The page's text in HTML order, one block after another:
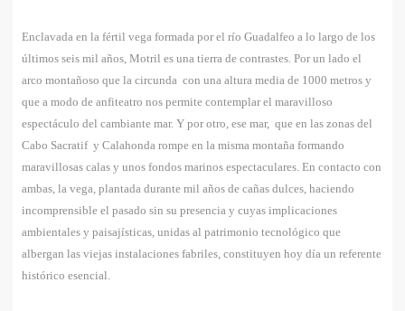
r
a
u
s
e
d
a
Enclavada en la fértil vega formada por el río Guadalfeo a lo largo de los
últimos seis mil años, Motril es una tierra de contrastes. Por un lado el
arco montañoso que la circunda con una altura media de 1000 metros y
que a modo de anfiteatro nos permite contemplar el maravilloso
espectáculo del cambiante mar. Y por otro, ese mar, que en las zonas del
Cabo Sacratif y Calahonda rompe en la misma montaña formando
maravillosas calas y unos fondos marinos espectaculares. En contacto con
ambas, la vega, plantada durante mil años de cañas dulces, haciendo
incomprensible el pasado sin su presencia y cuyas implicaciones
ambientales y paisajísticas, unidas al patrimonio tecnológico que
albergan las viejas instalaciones fabriles, constituyen hoy día un referente
histórico esencial.